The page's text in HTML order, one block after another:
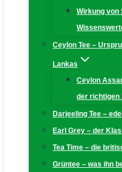
Wirkung von
Ceylon Tee –
Lankas
Ceylon
der richtigen
Darjeeling Tee –
Earl Grey – der
Tea Time – die
Grüntee – was ihn